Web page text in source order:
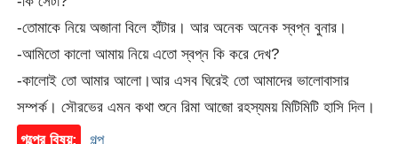
-তোমাকে নিয়ে অজানা বিলে হাঁটার। আর অনেক অনেক স্বপ্ন বুনার।
-আমিতো কালো আমায় নিয়ে এতো স্বপ্ন কি করে দেখ?
-কালোই তো আমার আলো।আর এসব ঘিরেই তো আমাদের ভালোবাসার
সম্পর্ক। সৌরভের এমন কথা শুনে রিমা আজো রহস্যময় মিটিমিটি হাসি দিল।
গল্পের বিষয়:
গল্প